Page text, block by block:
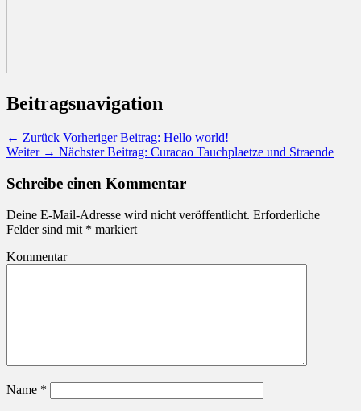
Beitragsnavigation
← Zurück Vorheriger Beitrag: Hello world!
Weiter → Nächster Beitrag: Curacao Tauchplaetze und Straende
Schreibe einen Kommentar
Deine E-Mail-Adresse wird nicht veröffentlicht. Erforderliche
Felder sind mit * markiert
Kommentar
Name *